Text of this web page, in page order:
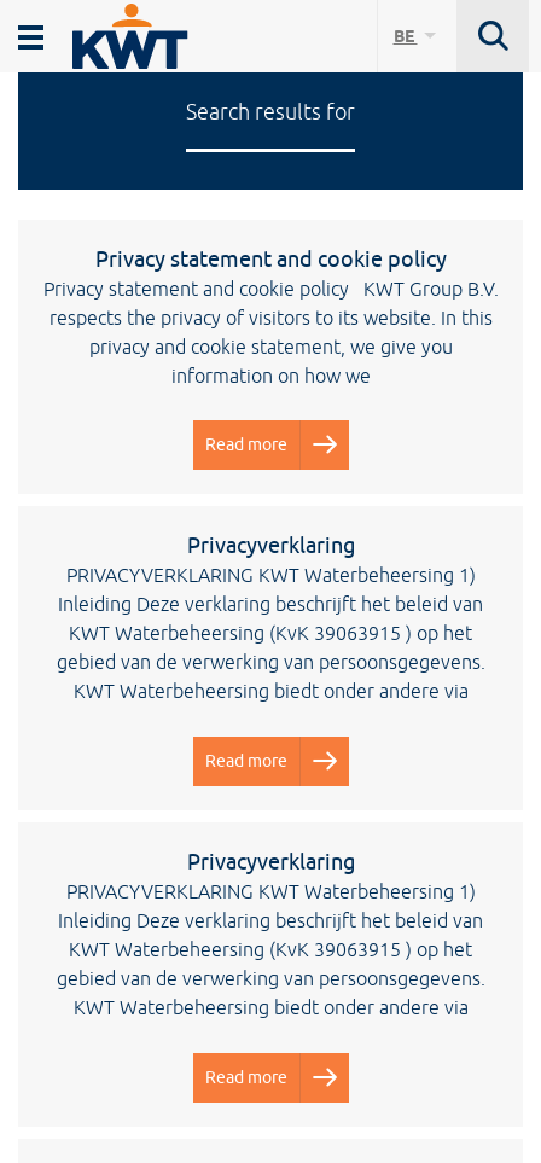
BE
Search results for
Privacy statement and cookie policy
Privacy statement and cookie policy KWT Group B.V.
respects the privacy of visitors to its website. In this
privacy and cookie statement, we give you
information on how we
Read more
Privacyverklaring
PRIVACYVERKLARING KWT Waterbeheersing 1)
Inleiding Deze verklaring beschrijft het beleid van
KWT Waterbeheersing (KvK 39063915 ) op het
gebied van de verwerking van persoonsgegevens.
KWT Waterbeheersing biedt onder andere via
Read more
Privacyverklaring
PRIVACYVERKLARING KWT Waterbeheersing 1)
Inleiding Deze verklaring beschrijft het beleid van
KWT Waterbeheersing (KvK 39063915 ) op het
gebied van de verwerking van persoonsgegevens.
KWT Waterbeheersing biedt onder andere via
Read more